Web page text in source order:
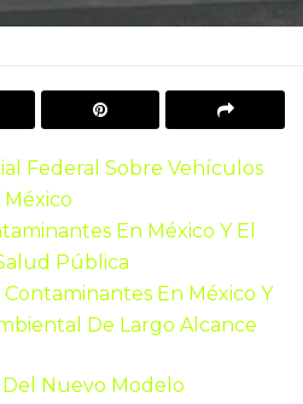
Federal Sobre Vehículos
En México Y El
Pública
En México Y
De Largo Alcance
Nuevo Modelo